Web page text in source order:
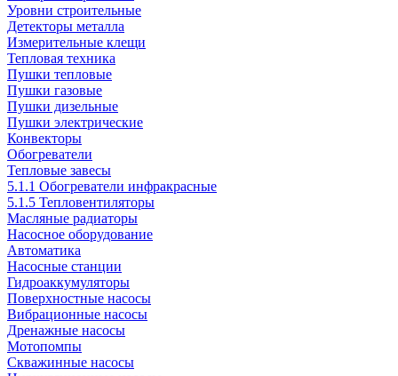
Уровни строительные
Детекторы металла
Измерительные клещи
Тепловая техника
Пушки тепловые
Пушки газовые
Пушки дизельные
Пушки электрические
Конвекторы
Обогреватели
Тепловые завесы
5.1.1 Обогреватели инфракрасные
5.1.5 Тепловентиляторы
Масляные радиаторы
Насосное оборудование
Автоматика
Насосные станции
Гидроаккумуляторы
Поверхностные насосы
Вибрационные насосы
Дренажные насосы
Мотопомпы
Скважинные насосы